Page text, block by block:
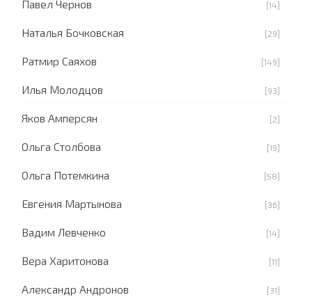
Павел Чернов [14]
Наталья Бочковская [29]
Ратмир Саяхов [149]
Илья Молодцов [93]
Яков Амперсян [2]
Ольга Столбова [19]
Ольга Потемкина [58]
Евгения Мартынова [36]
Вадим Левченко [14]
Вера Харитонова [11]
Александр Андронов [31]